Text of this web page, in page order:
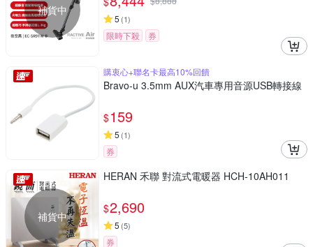
補貨中
5 (1)
限時下殺 券
購衷心+聯名卡最高10%回饋
Bravo-u 3.5mm AUX汽車專用音源USB轉接線
$159
5 (1)
券
補貨中
HERAN 禾聯 對流式電暖器 HCH-10AH011
$2,690
5 (5)
券